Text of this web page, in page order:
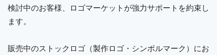
検討中のお客様、ロゴマーケットが強力サポートを約束し
ます。
販売中のストックロゴ（製作ロゴ・シンボルマーク）にお